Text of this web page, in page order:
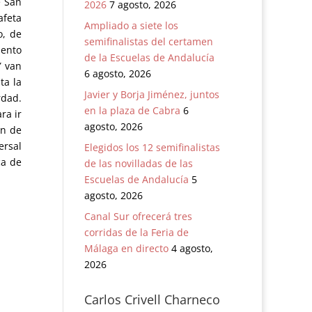
de
van
la
ir
de
de
2026 7 agosto, 2026
Ampliado a siete los
semifinalistas del certamen
de la Escuelas de Andalucía
6 agosto, 2026
Javier y Borja Jiménez, juntos
en la plaza de Cabra 6
agosto, 2026
Elegidos los 12 semifinalistas
de las novilladas de las
Escuelas de Andalucía 5
agosto, 2026
Canal Sur ofrecerá tres
corridas de la Feria de
Málaga en directo 4 agosto,
2026
Carlos Crivell Charneco